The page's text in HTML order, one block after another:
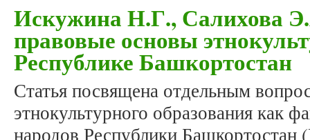
Искужина Н.Г., Салихова
правовые основы
Республике Башкортостан
Статья посвящена отдельным
этнокультурного образования как
народов Республики Башкортостан